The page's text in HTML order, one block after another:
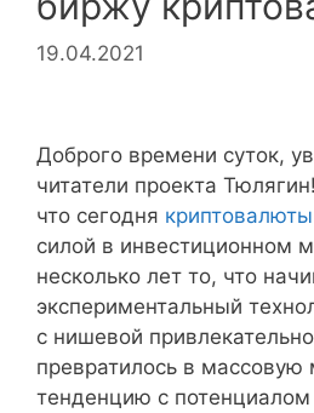
19.04.2021
Доброго времени суток,
читатели проекта
что сегодня криптовалюты
силой в инвестиционном
несколько лет то, что
экспериментальный
с нишевой
превратилось в массовую
тенденцию с потенциалом